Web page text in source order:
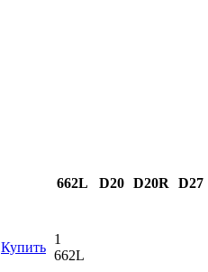
662L D20 D20R D27
Купить
1
662L